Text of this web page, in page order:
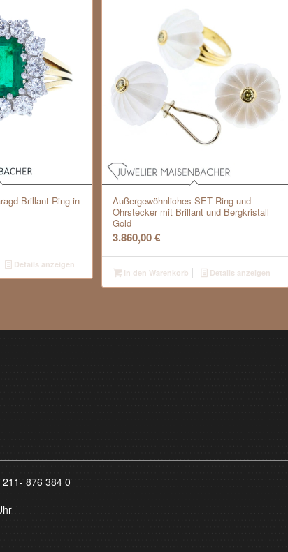
Brillant Ring in
Details anzeigen
Außergewöhnliches SET Ring und
Ohrstecker mit Brillant und Bergkristall
Gold
3.860,00€
In den Warenkorb Details anzeigen
211- 876 384 0